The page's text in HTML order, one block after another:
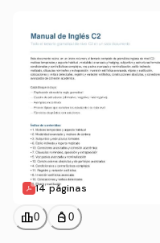
14 páginas
leaderboard0 personal_bag 0